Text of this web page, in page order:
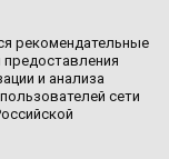
рекомендательные
предоставления
и анализа
сети